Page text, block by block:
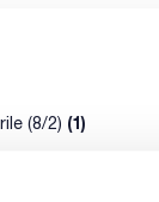
(8/2) (1)